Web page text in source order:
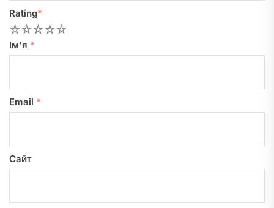
Rating*
5
4
3
2
Ім'я *
Email *
Сайт